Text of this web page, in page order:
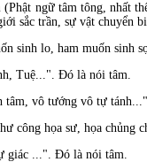
ngữ tâm tông,
sắc trần, sự vật chuyển
sinh lo, ham muốn sinh
Tuệ...". Ðó là nói tâm.
tâm, vô tướng vô tự
công họa sư, họa
giác ...". Ðó là nói tâm.